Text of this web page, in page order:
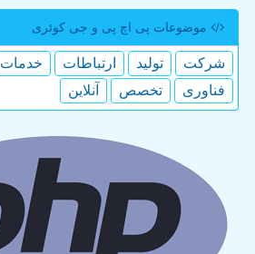
موضوعات پی اچ پی و جی كوئری
شركت تولید ارتباطات خدمات
فناوری
تخصص آنلاین